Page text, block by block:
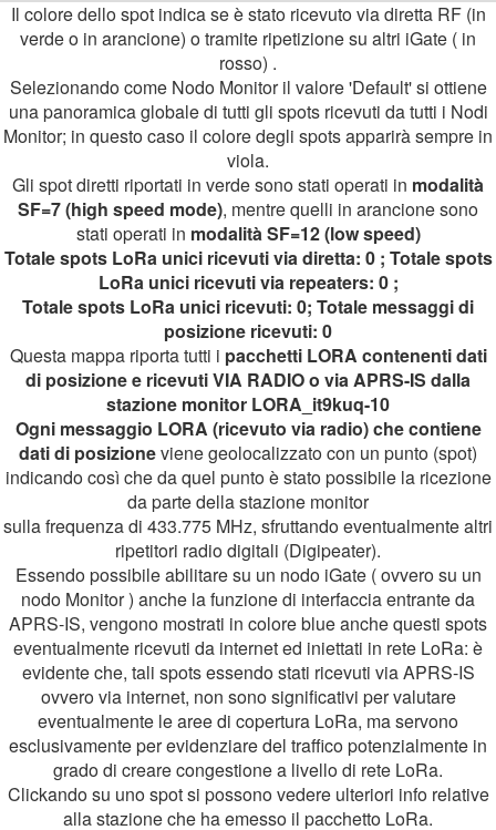
Il colore dello spot indica se è stato ricevuto via diretta RF (in
verde o in arancione) o tramite ripetizione su altri iGate ( in
rosso) .
Selezionando come Nodo Monitor il valore 'Default' si ottiene
una panoramica globale di tutti gli spots ricevuti da tutti i Nodi
Monitor; in questo caso il colore degli spots apparirà sempre in
viola.
Gli spot diretti riportati in verde sono stati operati in modalità
SF=7 (high speed mode), mentre quelli in arancione sono
stati operati in modalità SF=12 (low speed)
Totale spots LoRa unici ricevuti via diretta: 0 ; Totale spots
LoRa unici ricevuti via repeaters: 0 ;
Totale spots LoRa unici ricevuti: 0; Totale messaggi di
posizione ricevuti: 0
Questa mappa riporta tutti i pacchetti LORA contenenti dati
di posizione e ricevuti VIA RADIO o via APRS-IS dalla
stazione monitor LORA_it9kuq-10
Ogni messaggio LORA (ricevuto via radio) che contiene
dati di posizioneviene geolocalizzato con un punto (spot)
indicando così che da quel punto è stato possibile la ricezione
da parte della stazione monitor
sulla frequenza di 433.775 MHz, sfruttando eventualmente altri
ripetitori radio digitali (Digipeater).
Essendo possibile abilitare su un nodo iGate ( ovvero su un
nodo Monitor ) anche la funzione di interfaccia entrante da
APRS-IS, vengono mostrati in colore blue anche questi spots
eventualmente ricevuti da internet ed iniettati in rete LoRa: è
evidente che, tali spots essendo stati ricevuti via APRS-IS
ovvero via internet, non sono significativi per valutare
eventualmente le aree di copertura LoRa, ma servono
esclusivamente per evidenziare del traffico potenzialmente in
grado di creare congestione a livello di rete LoRa.
Clickando su uno spot si possono vedere ulteriori info relative
alla stazione che ha emesso il pacchetto LoRa.